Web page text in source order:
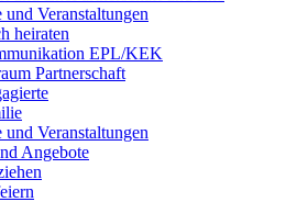
und Veranstaltungen
heiraten
EPL/KEK
Partnerschaft
und Veranstaltungen
Angebote